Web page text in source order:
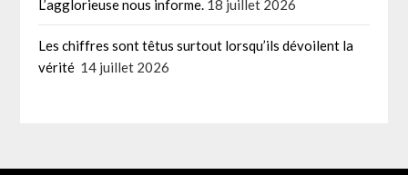
L’agglorieuse nous informe. 18 juillet 2026
Les chiffres sont têtus surtout lorsqu’ils dévoilent la
vérité 14 juillet 2026